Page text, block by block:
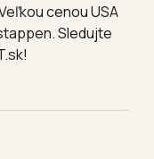
cenou USA
Sledujte